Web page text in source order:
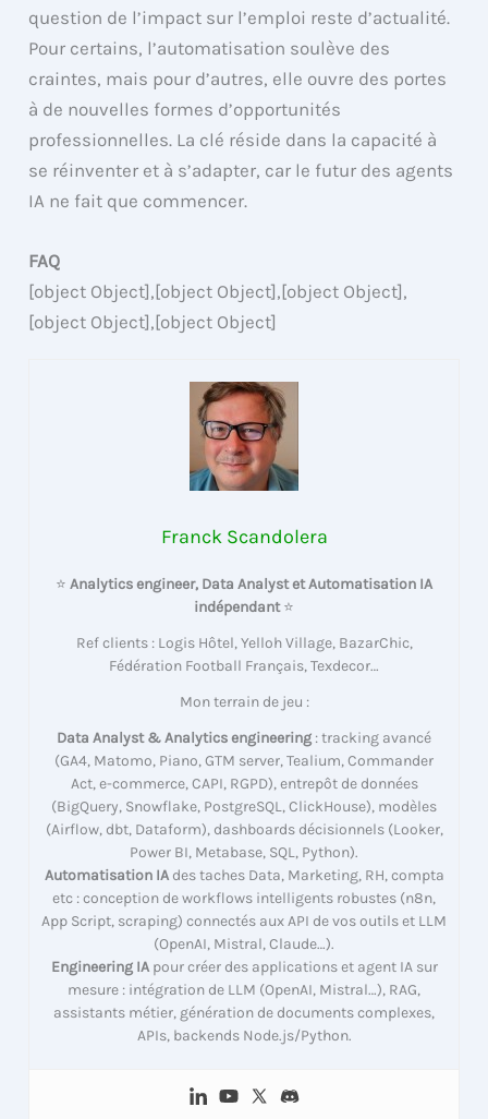
question de l’impact sur l’emploi reste d’actualité.
Pour certains, l’automatisation soulève des
craintes, mais pour d’autres, elle ouvre des portes
à de nouvelles formes d’opportunités
professionnelles. La clé réside dans la capacité à
se réinventer et à s’adapter, car le futur des agents
IA ne fait que commencer.
FAQ
[object Object],[object Object],[object Object],
[object Object],[object Object]
Franck Scandolera
⭐ Analytics engineer, Data Analyst et Automatisation IA
indépendant⭐
Ref clients : Logis Hôtel, Yelloh Village, BazarChic,
Fédération Football Français, Texdecor…
Mon terrain de jeu :
Data Analyst & Analytics engineering : tracking avancé
(GA4, Matomo, Piano, GTM server, Tealium, Commander
Act, e-commerce, CAPI, RGPD), entrepôt de données
(BigQuery, Snowflake, PostgreSQL, ClickHouse), modèles
(Airflow, dbt, Dataform), dashboards décisionnels (Looker,
Power BI, Metabase, SQL, Python).
Automatisation IAdes taches Data, Marketing, RH, compta
etc : conception de workflows intelligents robustes (n8n,
App Script, scraping) connectés aux API de vos outils et LLM
(OpenAI, Mistral, Claude…).
Engineering IApour créer des applications et agent IA sur
mesure : intégration de LLM (OpenAI, Mistral…), RAG,
assistants métier, génération de documents complexes,
APIs, backends Node.js/Python.